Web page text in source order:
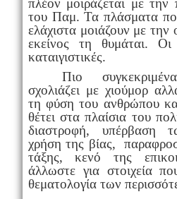
πλέον μοιράζεται με
του Παμ. Τα πλάσματα
ελάχιστα μοιάζουν με την
εκείνος τη θυμάται. Οι
καταιγιστικές.
Πιο
σχολιάζει με χιούμορ
τη φύση του ανθρώπου
θέτει στα πλαίσια του
διαστροφή, υπέρβαση
χρήση της βίας,
τάξης, κενό της
άλλωστε για στοιχεία
θεματολογία των